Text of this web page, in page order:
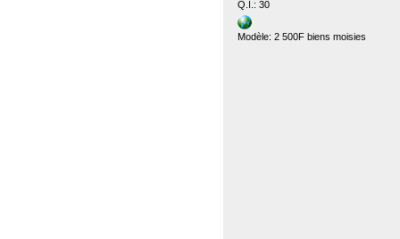
Q.I.: 30
Modèle: 2 500F biens moisies